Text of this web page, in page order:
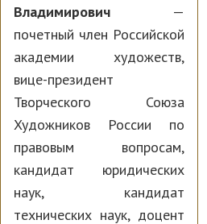
Владимирович —
почетный член Российской
академии художеств,
вице-президент
Творческого Союза
Художников России по
правовым вопросам,
кандидат юридических
наук, кандидат
технических наук, доцент